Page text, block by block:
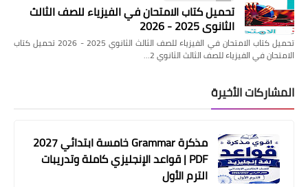
تحميل كتاب الامتحان في الفيزياء للصف الثالث
الثانوي 2025 - 2026
تحميل كتاب الامتحان في الفيزياء للصف الثالث الثانوي 2025 - 2026 تحميل كتاب
الامتحان في الفيزياء للصف الثالث الثانوي 2…
المشاركات الأخيرة
مذكرة Grammar خامسة ابتدائي 2027
PDF | قواعد الإنجليزي كاملة وتدريبات
الترم الأول